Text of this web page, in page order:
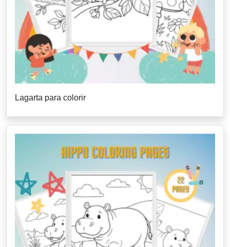
Lagarta para colorir